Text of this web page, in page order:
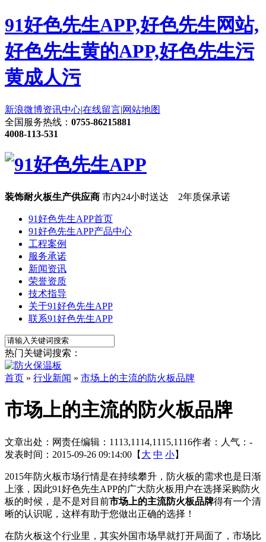
91好色先生APP,好色先生网站,
好色先生黄的APP,好色先生污
黄成人污
新浪微博资讯中心|在线留言|网站地图
全国服务热线： 0755-86215881
4008-113-531
装饰耐火板生产供应商 市内24小时送达 2年质保承诺
91好色先生APP首页
91好色先生APP产品中心
工程案例
服务承诺
新闻资讯
荣誉资质
技术指导
关于91好色先生APP
联系91好色先生APP
热门关键词搜索：
首页 » 行业新闻 » 市场上的主流的防火板品牌
市场上的主流的防火板品牌
文章出处： 网责任编辑：1113,1114,1115,1116作者： 人气： -
发表时间：2015-09-26 09:14:00【 大 中 小】
2015年防火板市场行情是在持续攀升，防火板的需求也是日渐
上涨，因此91好色先生APP的广大防火板用户在选择采购防火
板的时候，是不是对目前市场上的主流防火板品牌得有一个清
晰的认识呢，这样有助于您做出正确的选择！
在防火板这个行业里，其实外国市场早就打开局面了，市场比